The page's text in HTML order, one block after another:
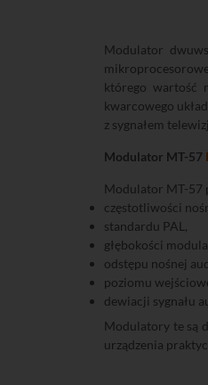
Modulator
którego wartość
kwarcowego
z sygnałem
Modulator MT-57
Modulator MT-57
częstotliwości
standardu PAL,
głębokości
odstępu nośnej
poziomu
dewiacji sygnału
Modulatory te są
urządzenia